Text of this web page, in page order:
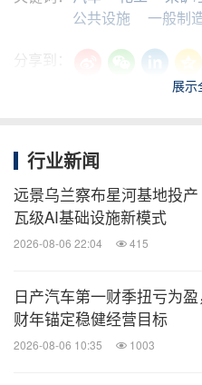
公共设施
一般制
分享到：
展示
行业新闻
远景乌兰察布星河基地投
瓦级AI基础设施新模式
2026-08-06 22:04 415
日产汽车第一财季扭亏为
财年锚定稳健经营目标
2026-08-06 10:35 1003